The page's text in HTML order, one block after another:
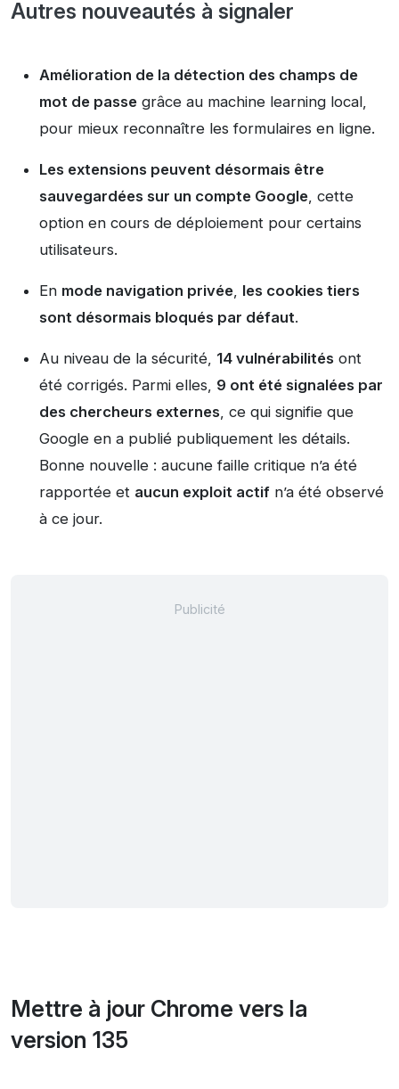
Autres nouveautés à signaler
Amélioration de la détection des champs de
mot de passe grâce au machine learning local,
pour mieux reconnaître les formulaires en ligne.
Les extensions peuvent désormais être
sauvegardées sur un compte Google, cette
option en cours de déploiement pour certains
utilisateurs.
En mode navigation privée, les cookies tiers
sont désormais bloqués par défaut.
Au niveau de la sécurité, 14 vulnérabilités ont
été corrigés. Parmi elles, 9 ont été signalées par
des chercheurs externes, ce qui signifie que
Google en a publié publiquement les détails.
Bonne nouvelle : aucune faille critique n’a été
rapportée et aucun exploit actif n’a été observé
à ce jour.
Mettre à jour Chrome vers la
version 135